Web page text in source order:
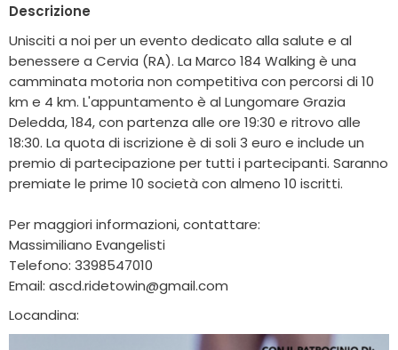
Descrizione
Unisciti a noi per un evento dedicato alla salute e al
benessere a Cervia (RA). La Marco 184 Walking è una
camminata motoria non competitiva con percorsi di 10
km e 4 km. L'appuntamento è al Lungomare Grazia
Deledda, 184, con partenza alle ore 19:30 e ritrovo alle
18:30. La quota di iscrizione è di soli 3 euro e include un
premio di partecipazione per tutti i partecipanti. Saranno
premiate le prime 10 società con almeno 10 iscritti.
Per maggiori informazioni, contattare:
Massimiliano Evangelisti
Telefono: 3398547010
Email: ascd.ridetowin@gmail.com
Locandina: